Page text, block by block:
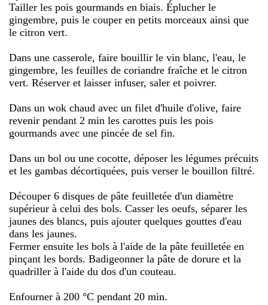
Tailler les pois gourmands en biais. Éplucher le
gingembre, puis le couper en petits morceaux ainsi que
le citron vert.
Dans une casserole, faire bouillir le vin blanc, l'eau, le
gingembre, les feuilles de coriandre fraîche et le citron
vert. Réserver et laisser infuser, saler et poivrer.
Dans un wok chaud avec un filet d'huile d'olive, faire
revenir pendant 2 min les carottes puis les pois
gourmands avec une pincée de sel fin.
Dans un bol ou une cocotte, déposer les légumes précuits
et les gambas décortiquées, puis verser le bouillon filtré.
Découper 6 disques de pâte feuilletée d'un diamètre
supérieur à celui des bols. Casser les oeufs, séparer les
jaunes des blancs, puis ajouter quelques gouttes d'eau
dans les jaunes.
Fermer ensuite les bols à l'aide de la pâte feuilletée en
pinçant les bords. Badigeonner la pâte de dorure et la
quadriller à l'aide du dos d'un couteau.
Enfourner à 200 °C pendant 20 min.